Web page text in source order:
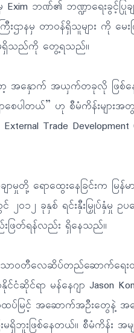
Exim ဘဏ်၏ ဘဏ္ဍာရေးခွင့်ပြု
ကြီးဌာနမှ တာဝန်ရှိသူများ ကို
ရှိသည်ကို တွေ့ရသည်။
အနှောက် အယှက်တခုလို ဖြစ်နေ
စေပါတယ်” ဟု စီမံကိန်းများ
External Trade
မှုတို့ ရောထွေးနေခြင်းက မြ
၂၀၁၂ ခုနှစ် ရင်းနှီးမြှုပ်နှံမှု
ဖြတ်ရန်လည်း ရှိနေသည်။
ာဝတီလေဆိပ်တည်ဆောက်ရေးတွ
နိုင်ငံဆိုင်ရာ မန်နေဂျာ Jason
မြင့် အဆောက်အဦးတွေနဲ့ အ
ရှိဘူးဖြစ်နေတယ်။ စီမံကိန်း အမ